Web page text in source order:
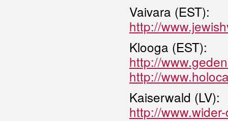
Vaivara (EST):
http://
Klooga (EST):
http://
http://
Kaiserwald (LV):
http://